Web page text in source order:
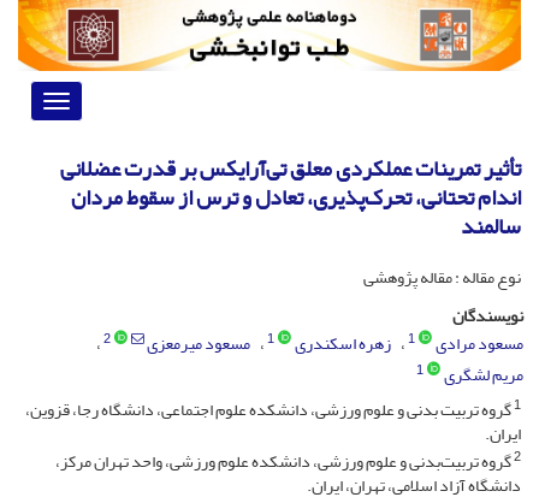
Toggle
تأثیر تمرینات عملکردی معلق تی‌آر‌ایکس بر قدرت عضلانی
اندام تحتانی، تحرک‌پذیری، تعادل و ترس از سقوط مردان
سالمند
نوع مقاله : مقاله پژوهشی
نویسندگان
مسعود مرادی
1 زهره اسکندری 1 مسعود میرمعزی 2
مریم لشگری
1
1گروه تربیت بدنی و علوم ورزشی، دانشکده علوم اجتماعی، دانشگاه رجا، قزوین،
ایران.
2گروه تربیت‌بدنی و علوم ورزشی، دانشکده علوم ورزشی، واحد تهران مرکز،
دانشگاه آزاد اسلامی، تهران، ایران.